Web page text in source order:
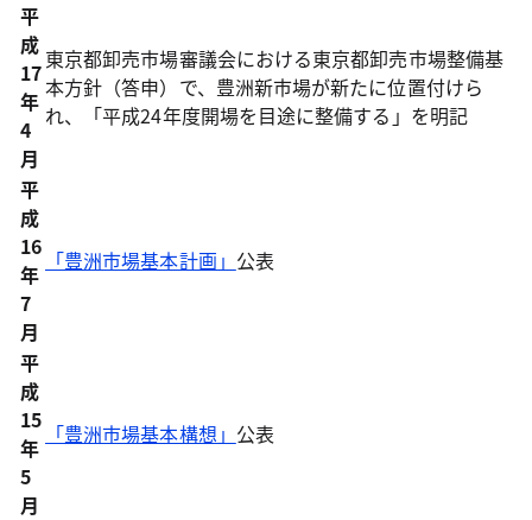
平
成
17
年
4
月
東京都卸売市場審議会における東京都卸売市場整備基
本方針（答申）で、豊洲新市場が新たに位置付けら
れ、「平成24年度開場を目途に整備する」を明記
平
成
16
年
7
月
「豊洲市場基本計画」 公表
平
成
15
年
5
月
「豊洲市場基本構想」 公表